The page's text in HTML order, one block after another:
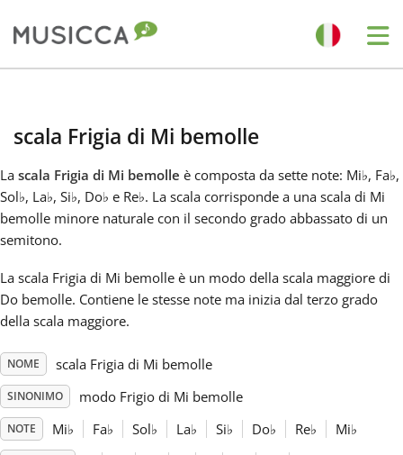
Български
Dansk
English
Français
scala Frigia di Mi bemolle
La scala Frigia di Mi bemolle è composta da sette note: Mi♭, Fa♭,
Sol♭, La♭, Si♭, Do♭ e Re♭. La scala corrisponde a una scala di Mi
bemolle minore naturale con il secondo grado abbassato di un
semitono.
La scala Frigia di Mi bemolle è un modo della scala maggiore di
Do bemolle. Contiene le stesse note ma inizia dal terzo grado
della scala maggiore.
NOME scala Frigia di Mi bemolle
SINONIMO modo Frigio di Mi bemolle
NOTE Mi♭ Fa♭ Sol♭ La♭ Si♭ Do♭ Re♭ Mi♭